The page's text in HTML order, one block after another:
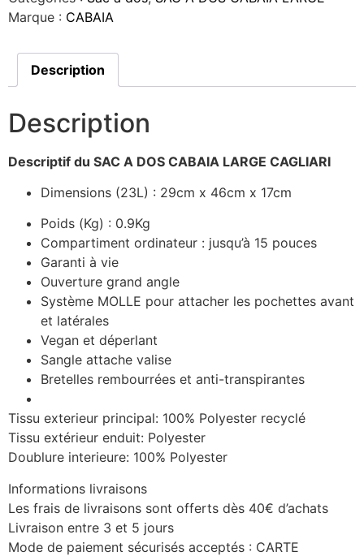
Marque : CABAIA
Description
Description
Descriptif du SAC A DOS CABAIA LARGE CAGLIARI
Dimensions (23L) : 29cm x 46cm x 17cm
Poids (Kg) : 0.9Kg
Compartiment ordinateur : jusqu’à 15 pouces
Garanti à vie
Ouverture grand angle
Système MOLLE pour attacher les pochettes avant
et latérales
Vegan et déperlant
Sangle attache valise
Bretelles rembourrées et anti-transpirantes
Tissu exterieur principal: 100% Polyester recyclé
Tissu extérieur enduit: Polyester
Doublure interieure: 100% Polyester
Informations livraisons
Les frais de livraisons sont offerts dès 40€ d’achats
Livraison entre 3 et 5 jours
Mode de paiement sécurisés acceptés : CARTE